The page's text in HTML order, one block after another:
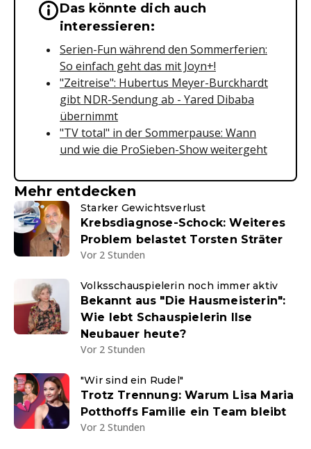
Wichtige Hinweise &
Das könnte dich auch
interessieren:
Serien-Fun während den Sommerferien:
So einfach geht das mit Joyn+!
"Zeitreise": Hubertus Meyer-Burckhardt
gibt NDR-Sendung ab - Yared Dibaba
übernimmt
"TV total" in der Sommerpause: Wann
und wie die ProSieben-Show weitergeht
Mehr entdecken
Starker Gewichtsverlust
Krebsdiagnose-Schock: Weiteres
Problem belastet Torsten Sträter
Vor 2 Stunden
Volksschauspielerin noch immer aktiv
Bekannt aus "Die Hausmeisterin":
Wie lebt Schauspielerin Ilse
Neubauer heute?
Vor 2 Stunden
"Wir sind ein Rudel"
Trotz Trennung: Warum Lisa Maria
Potthoffs Familie ein Team bleibt
Vor 2 Stunden